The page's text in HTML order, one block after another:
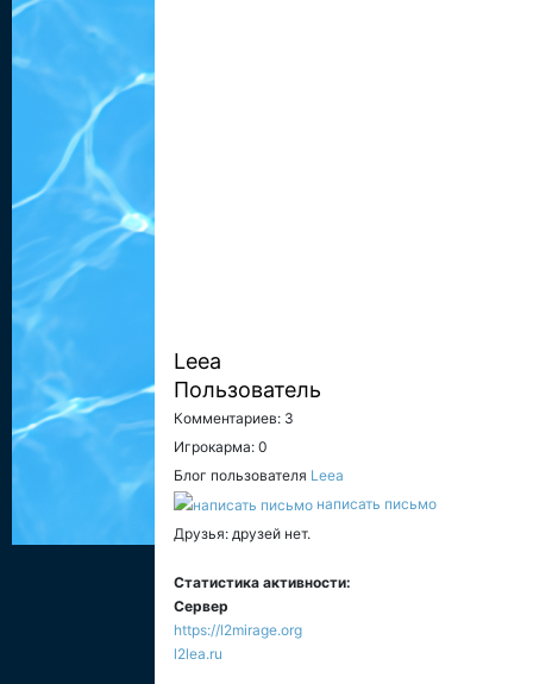
Leea
Пользователь
Комментариев: 3
Игрокарма: 0
Блог пользователя Leea
написать письмо
Друзья: друзей нет.
Статистика активности:
Сервер
https://l2mirage.org
l2lea.ru